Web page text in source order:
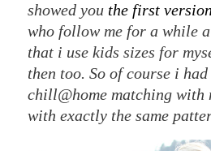
showed you the first
who follow me for a while
that i use kids sizes for
then too. So of course i
chill@home matching with
with exactly the same